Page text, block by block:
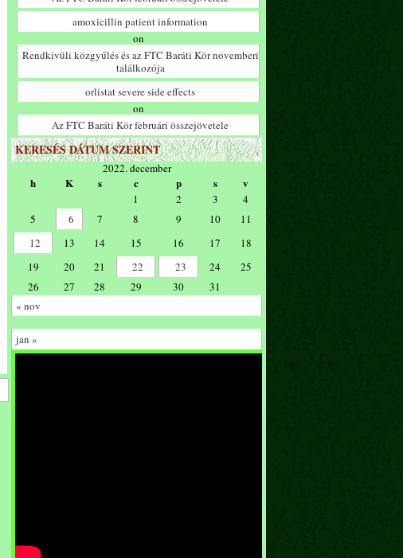
amoxicillin patient information
on
Rendkívüli közgyűlés és az FTC Baráti Kör novemberi
találkozója
orlistat severe side effects
on
Az FTC Baráti Kör februári összejövetele
KERESÉS DÁTUM SZERINT
2022. december
h K s c p s v
1 2 3
4
5
6 7 8 9 10
11
12
13 14 15 16 17
18
19
20 21 22 23 24
25
26
27 28 29 30
31
« nov
jan »